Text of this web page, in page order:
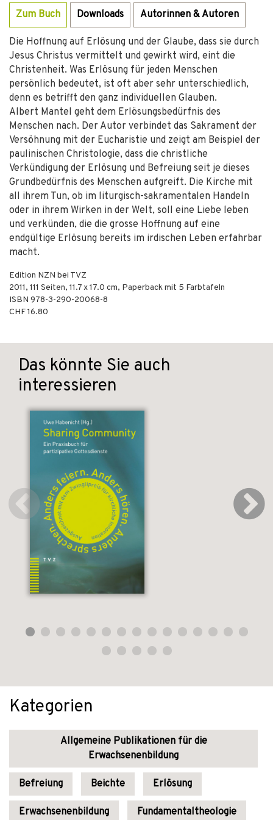
Zum Buch Downloads Autorinnen & Autoren
Die Hoffnung auf Erlösung und der Glaube, dass sie durch
Jesus Christus vermittelt und gewirkt wird, eint die
Christenheit. Was Erlösung für jeden Menschen
persönlich bedeutet, ist oft aber sehr unterschiedlich,
denn es betrifft den ganz individuellen Glauben.
Albert Mantel geht dem Erlösungsbedürfnis des
Menschen nach. Der Autor verbindet das Sakrament der
Versöhnung mit der Eucharistie und zeigt am Beispiel der
paulinischen Christologie, dass die christliche
Verkündigung der Erlösung und Befreiung seit je dieses
Grundbedürfnis des Menschen aufgreift. Die Kirche mit
all ihrem Tun, ob im liturgisch-sakramentalen Handeln
oder in ihrem Wirken in der Welt, soll eine Liebe leben
und verkünden, die die grosse Hoffnung auf eine
endgültige Erlösung bereits im irdischen Leben erfahrbar
macht.
Edition NZN bei TVZ
2011, 111 Seiten, 11.7 x 17.0 cm, Paperbackmit 5 Farbtafeln
ISBN 978-3-290-20068-8
CHF 16.80
Das könnte Sie auch
interessieren
Kategorien
Allgemeine Publikationen für die
Erwachsenenbildung
Befreiung Beichte Erlösung
Erwachsenenbildung Fundamentaltheologie